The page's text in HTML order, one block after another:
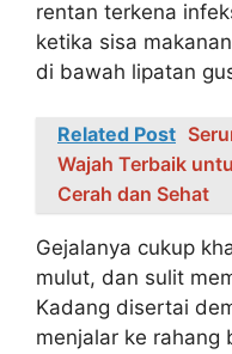
rentan terkena
ketika sisa
di bawah lipatan
Related Post
Wajah Terbaik
Cerah dan Sehat
Gejalanya cukup
mulut, dan sulit
Kadang disertai
menjalar ke rahang